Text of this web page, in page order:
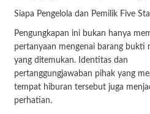
Siapa Pengelola dan Pemilik Five
Pengungkapan ini bukan hanya
pertanyaan mengenai barang bukti
yang ditemukan. Identitas dan
pertanggungjawaban pihak yang
tempat hiburan tersebut juga
perhatian.